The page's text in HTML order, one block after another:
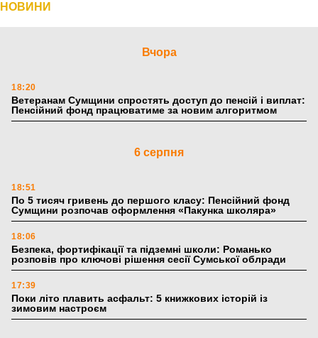
НОВИНИ
Вчора
18:20
Ветеранам Сумщини спростять доступ до пенсій і виплат:
Пенсійний фонд працюватиме за новим алгоритмом
6 серпня
18:51
По 5 тисяч гривень до першого класу: Пенсійний фонд
Сумщини розпочав оформлення «Пакунка школяра»
18:06
Безпека, фортифікації та підземні школи: Романько
розповів про ключові рішення сесії Сумської облради
17:39
Поки літо плавить асфальт: 5 книжкових історій із
зимовим настроєм